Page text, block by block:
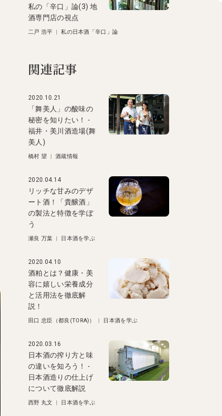
私の「辛口」論(3) 地
酒専門店の視点
二戸 浩平 |私の日本酒「辛口」論
関連記事
2020.10.21
「舞美人」の酸味の
秘密を知りたい！ -
福井・美川酒造場(舞
美人)
橋村 望 | 酒蔵情報
2020.04.14
リッチな甘みのデザ
ート酒！「貴醸酒」
の製法と特徴を学ぼ
う
瀬良 万葉 | 日本酒を学ぶ
2020.04.10
酒粕とは？健康・美
容に嬉しい栄養成分
と活用法を徹底解
説！
田口 忠臣（都良(TORA)） | 日本酒を学ぶ
2020.03.16
日本酒の搾り方と味
の違いを知ろう！ -
日本酒造りの仕上げ
について徹底解説
西野 丸文 | 日本酒を学ぶ